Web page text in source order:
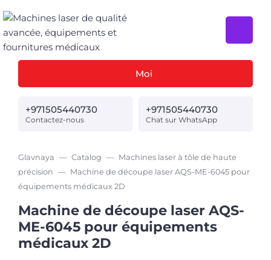
Moi
+971505440730
Contactez-nous
+971505440730
Chat sur WhatsApp
Glavnaya Catalog
Machines laser à tôle de haute
précision
Machine de découpe laser AQS-ME-6045 pour
équipements médicaux 2D
Machine de découpe laser AQS-
ME-6045 pour équipements
médicaux 2D